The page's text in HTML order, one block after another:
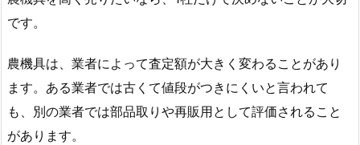
です。
農機具は、業者によって査定額が大きく変わることがあり
ます。ある業者では古くて値段がつきにくいと言われて
も、別の業者では部品取りや再販用として評価されること
があります。